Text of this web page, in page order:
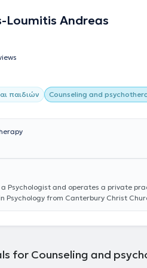
Loumitis Andreas
παιδιών
Counseling and
a Psychologist and operates a private
Psychology from Canterbury Christ
the completion of his undergraduate
attended numerous continuing
for Counseling and